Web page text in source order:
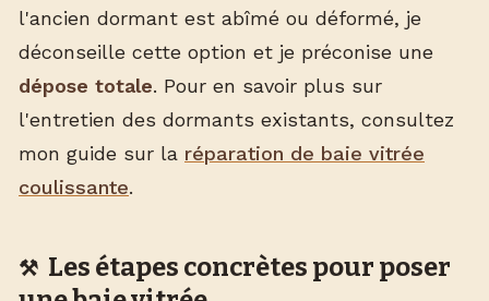
l'ancien dormant est abîmé ou déformé, je
déconseille cette option et je préconise une
dépose totale. Pour en savoir plus sur
l'entretien des dormants existants, consultez
mon guide sur la réparation de baie vitrée
coulissante.
Les étapes concrètes pour poser